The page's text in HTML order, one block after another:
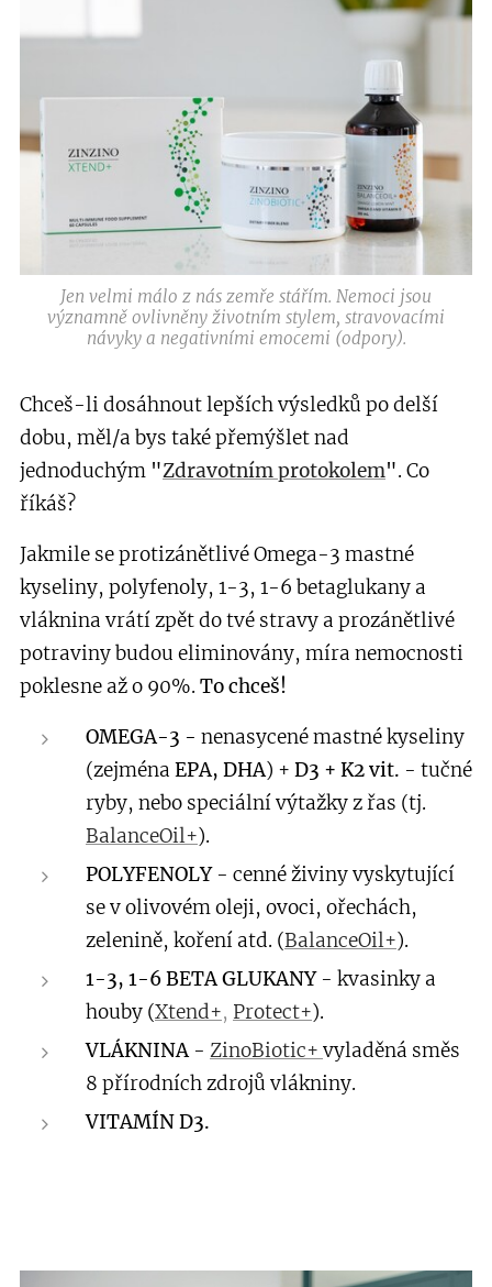
Jen velmi málo z nás zemře stářím. Nemoci jsou
významně ovlivněny životním stylem, stravovacími
návyky a negativními emocemi (odpory).
Chceš-li dosáhnout lepších výsledků po delší
dobu, měl/a bys také přemýšlet nad
jednoduchým "Zdravotním protokolem". Co
říkáš?
Jakmile se protizánětlivé Omega-3 mastné
kyseliny, polyfenoly, 1-3, 1-6 betaglukany a
vláknina vrátí zpět do tvé stravy a prozánětlivé
potraviny budou eliminovány, míra nemocnosti
poklesne až o 90%. To chceš!
OMEGA-3 - nenasycené mastné kyseliny
(zejména EPA, DHA) + D3 + K2 vit. - tučné
ryby, nebo speciální výtažky z řas (tj.
BalanceOil+).
POLYFENOLY- cenné živiny vyskytující
se v olivovém oleji, ovoci, ořechách,
zelenině, koření atd. (BalanceOil+).
1-3, 1-6 BETA GLUKANY - kvasinky a
houby (Xtend+, Protect+).
VLÁKNINA- ZinoBiotic+ vyladěná směs
8 přírodních zdrojů vlákniny.
VITAMÍN D3.